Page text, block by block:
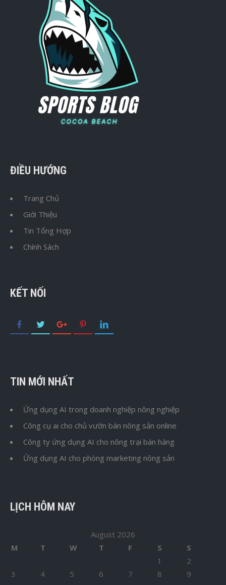
ĐIỀU HƯỚNG
Trang Chủ
Giới Thiệu
Tin Tổng Hợp
Chính Sách
KẾT NỐI
TIN MỚI NHẤT
Ứng dụng AI trong doanh nghiệp nông nghiệp
Công cụ ai cho chủ vườn bán nông sản online
Công ty ứng dụng AI cho nông trại bán hàng
Ứng dụng AI cho phòng marketing nông sản
LỊCH HÔM NAY
August 2026
M
T W T F S
S
1
2
3
4 5 6 7 8
9